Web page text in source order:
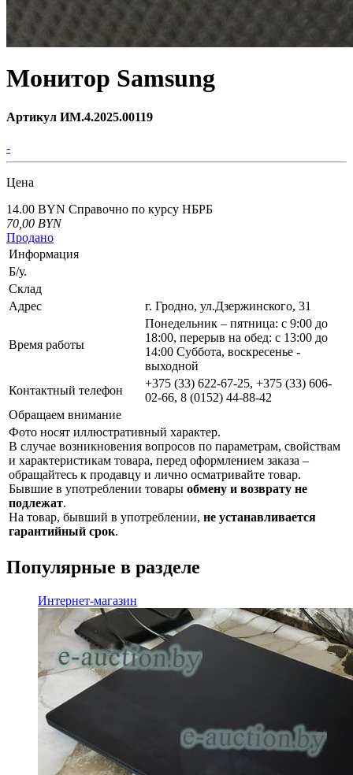
Монитор Samsung
Артикул ИМ.4.2025.00119
-
Цена
14.00 BYN Справочно по курсу НБРБ
70,00 BYN
Продано
Информация
Б/у.
Склад
Адрес
г. Гродно, ул.Дзержинского, 31
Время работы
Понедельник – пятница: с 9:00 до
18:00, перерыв на обед: с 13:00 до
14:00 Суббота, воскресенье -
выходной
Контактный телефон
+375 (33) 622-67-25, +375 (33) 606-
02-66, 8 (0152) 44-88-42
Обращаем внимание
Фото носят иллюстративный характер.
В случае возникновения вопросов по параметрам, свойствам
и характеристикам товара, перед оформлением заказа –
обращайтесь к продавцу и лично осматривайте товар.
Бывшие в употреблении товары обмену и возврату не
подлежат.
На товар, бывший в употреблении, не устанавливается
гарантийный срок.
Популярные в разделе
Интернет-магазин